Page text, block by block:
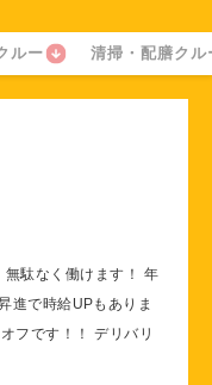
ルー 清掃・配膳クル
無駄なく働けます！ 年
進で時給UPもありま
オフです！！ デリバリ